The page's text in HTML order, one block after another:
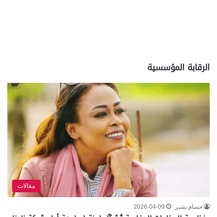
الرقابة المؤسسية
مقالات
حسام بشير 2026-04-09